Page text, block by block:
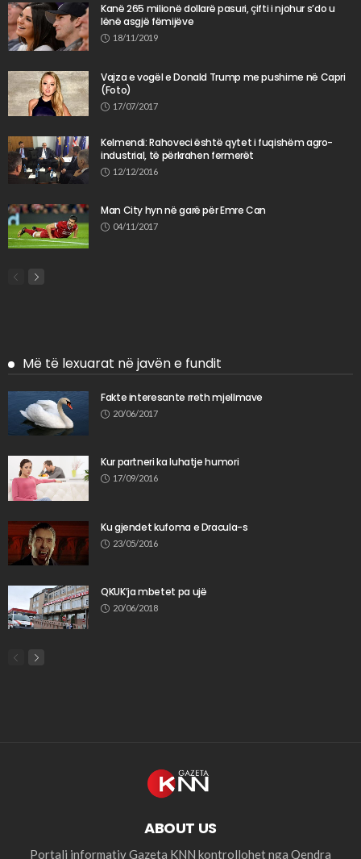
Kanë 265 milionë dollarë pasuri, çifti i njohur s’do u
lënë asgjë fëmijëve
18/11/2019
Vajza e vogël e Donald Trump me pushime në Capri
(Foto)
17/07/2017
Kelmendi: Rahoveci është qytet i fuqishëm agro-
industrial, të përkrahen fermerët
12/12/2016
Man City hyn në garë për Emre Can
04/11/2017
Më të lexuarat në javën e fundit
Fakte interesante rreth mjellmave
20/06/2017
Kur partneri ka luhatje humori
17/09/2016
Ku gjendet kufoma e Dracula-s
23/05/2016
QKUK’ja mbetet pa ujë
20/06/2018
ABOUT US
Portali informativ Gazeta KNN kontrollohet nga Qendra